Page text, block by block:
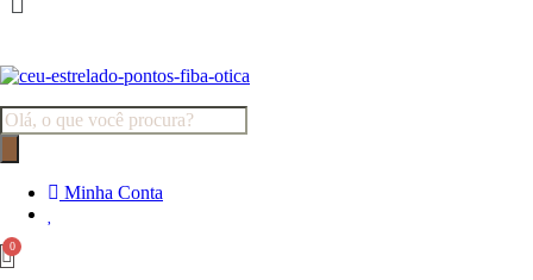
Pesquisar
produtos
Minha Conta